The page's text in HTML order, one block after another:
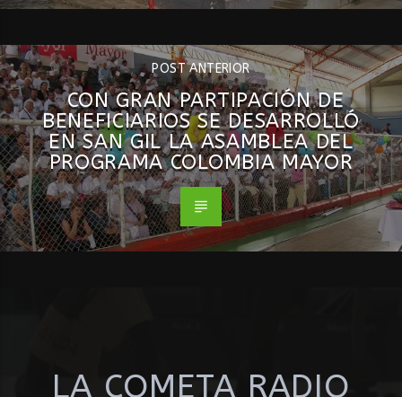
POST ANTERIOR
CON GRAN PARTIPACIÓN DE
BENEFICIARIOS SE DESARROLLÓ
EN SAN GIL LA ASAMBLEA DEL
PROGRAMA COLOMBIA MAYOR
LA COMETA RADIO